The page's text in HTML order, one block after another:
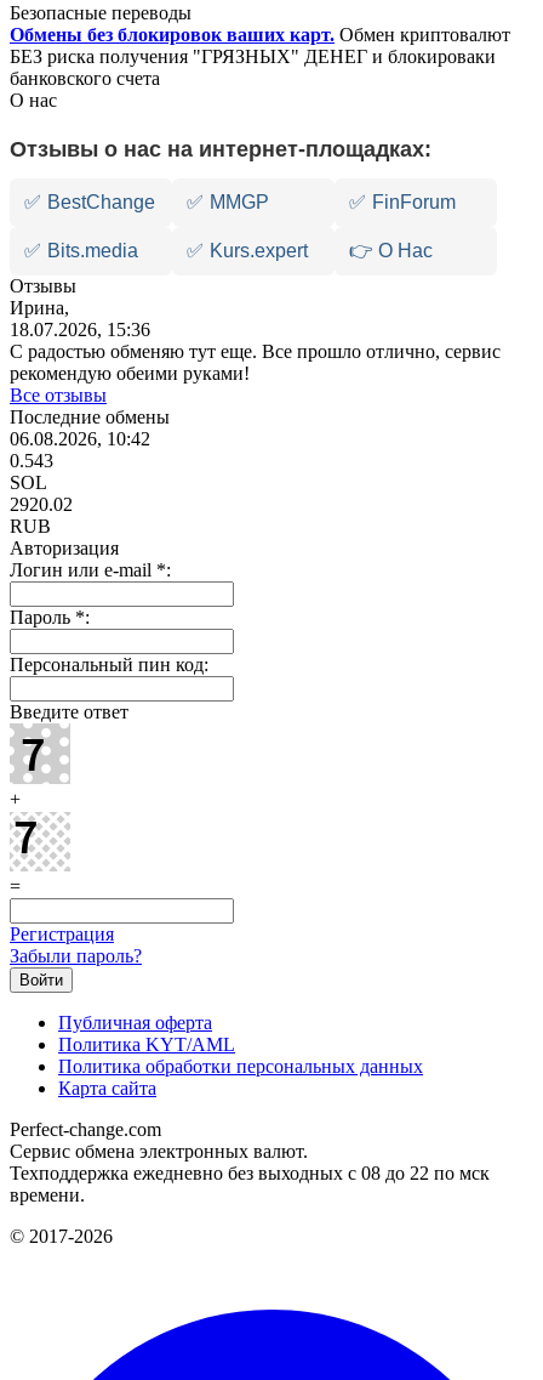
Безопасные переводы
Обмены без блокировок ваших карт. Обмен криптовалют
БЕЗ риска получения "ГРЯЗНЫХ" ДЕНЕГ и блокироваки
банковского счета
О нас
Отзывы о нас на интернет-площадках:
✅ BestChange ✅ MMGP ✅ FinForum
✅ Bits.media ✅ Kurs.expert
👉 О Нас
Отзывы
Ирина,
18.07.2026, 15:36
С радостью обменяю тут еще. Все прошло отлично, сервис
рекомендую обеими руками!
Все отзывы
Последние обмены
06.08.2026, 10:42
0.543
SOL
2920.02
RUB
Авторизация
Логин или e-mail *:
Пароль *:
Персональный пин код:
Введите ответ
+
=
Регистрация
Забыли пароль?
Публичная оферта
Политика KYT/AML
Политика обработки персональных данных
Карта сайта
Perfect-change.com
Сервис обмена электронных валют.
Техподдержка ежедневно без выходных с 08 до 22 по мск
времени.
© 2017-2026